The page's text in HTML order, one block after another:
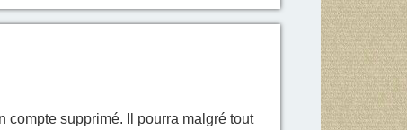
compte supprimé. Il pourra malgré tout